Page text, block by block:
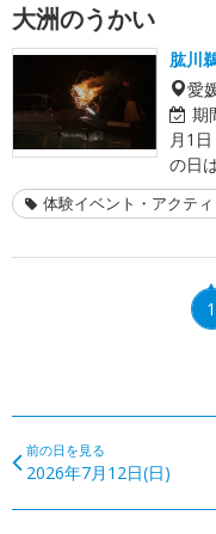
大洲のうかい
肱川
愛
期
月1
の日
体験イベント・アクティ
1
前の日を見る
2026年7月12日(日)